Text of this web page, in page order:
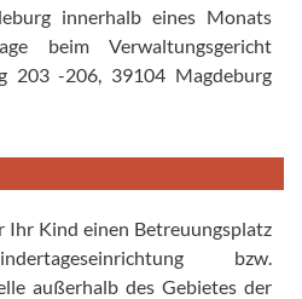
innerhalb eines Monats
beim Verwaltungsgericht
203 -206, 39104 Magdeburg
Ihr Kind einen Betreuungsplatz
bzw.
außerhalb des Gebietes der